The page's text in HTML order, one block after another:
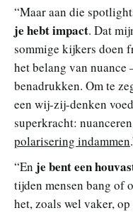
“Maar aan die
je hebtimpact. Dat
sommige kijkers doen
het belang van
benadrukken. Om te
een wij-zij-denken
superkracht:
polarisering indammen
“En je bent een
tijden mensen bang of
het, zoals wel vaker,